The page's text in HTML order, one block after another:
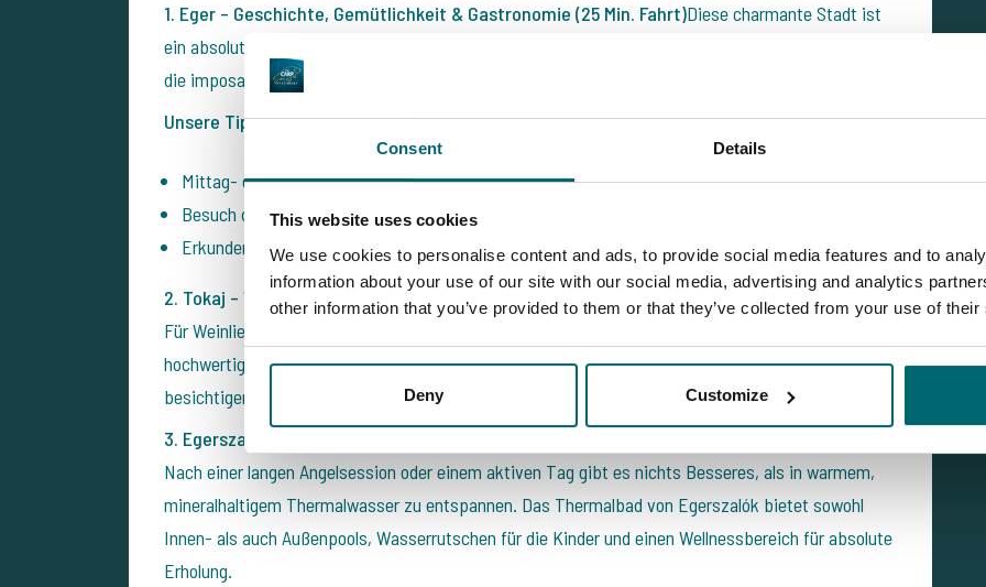
Consent Details
This website uses cookies
We use cookies to personalise content and ads, to provide social media features and to
information about your use of our site with our social media, advertising and analytics
other information that you’ve provided to them or that they’ve collected from your use of
Deny Customize
1. Eger – Geschichte, Gemütlichkeit & Gastronomie (25 Min. Fahrt)Diese charmante Stadt ist
ein absolutes Muss während Ihres Aufenthalts. Schlendern Sie durch die Altstadt, besichtigen Sie
die imposante Burg von Eger und gönnen Sie sich ein gutes Glas Wein auf einer Terrasse.
Unsere Tipps:
Mittag- oder Abendessen im Bistro Macok: stilvoll, lokal und kulinarisch auf höchstem Niveau
Besuch des Minaretts – eines der wenigen verbliebenen osmanischen Bauwerke in Ungarn
Erkunden Sie die gemütliche Fußgängerzone mit Geschäften, Cafés und Eisdielen
2. Tokaj – Weltberühmte Weinregion (1 Std. Fahrt)
Für Weinliebhaber ist ein Besuch in Tokaj ein absolutes Highlight. Diese Region ist bekannt für ihre
hochwertigen, süßen Weißweine. Hier können Sie an Weinverkostungen teilnehmen, Weinkeller
besichtigen oder einfach die malerische Landschaft genießen.
3. Egerszalók Thermalbad – Entspannung in heißen Quellen (30 Min. Fahrt)
Nach einer langen Angelsession oder einem aktiven Tag gibt es nichts Besseres, als in warmem,
mineralhaltigem Thermalwasser zu entspannen. Das Thermalbad von Egerszalók bietet sowohl
Innen- als auch Außenpools, Wasserrutschen für die Kinder und einen Wellnessbereich für absolute
Erholung.